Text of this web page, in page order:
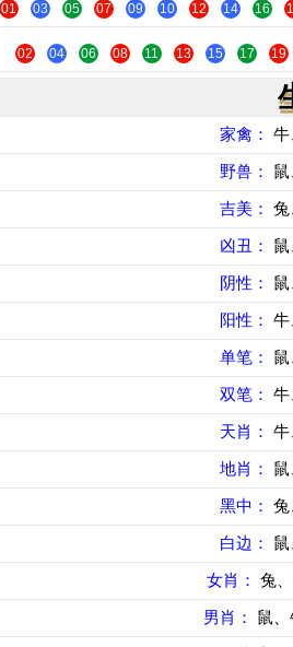
01 03 05 07 09 10 12 14 16
02 04 06 08 11 13 15 17 19
家禽： 牛
野兽：
吉美： 兔
凶丑：
阴性：
阳性： 牛
单笔：
双笔： 牛
天肖： 牛
地肖：
黑中： 兔
白边：
女肖： 兔
男肖： 鼠